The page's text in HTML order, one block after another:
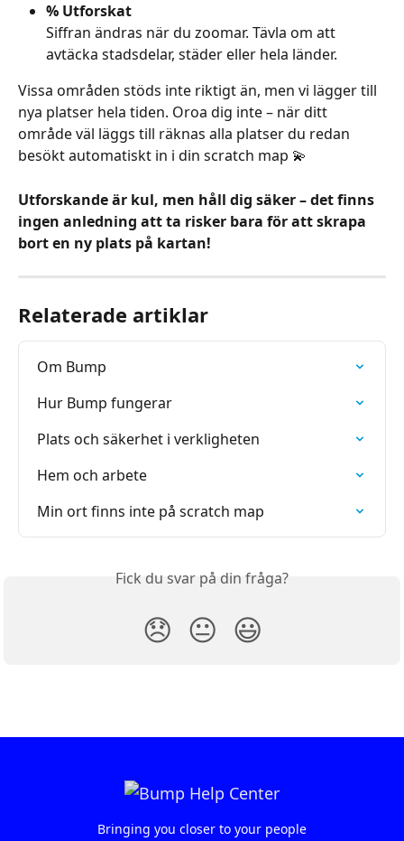
% Utforskat
Siffran ändras när du zoomar. Tävla om att
avtäcka stadsdelar, städer eller hela länder.
Vissa områden stöds inte riktigt än, men vi lägger till
nya platser hela tiden. Oroa dig inte – när ditt
område väl läggs till räknas alla platser du redan
besökt automatiskt in i din scratch map 💫
Utforskande är kul, men håll dig säker – det finns
ingen anledning att ta risker bara för att skrapa
bort en ny plats på kartan!
Relaterade artiklar
Om Bump
Hur Bump fungerar
Plats och säkerhet i verkligheten
Hem och arbete
Min ort finns inte på scratch map
Fick du svar på din fråga?
😞 😐 😃
Bringing you closer to your people